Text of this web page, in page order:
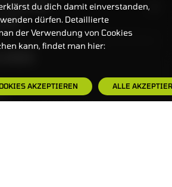
7:30-23 UHR
UHR
erklärst du dich damit einverstanden,
dürfen. Detaillierte
der Verwendung von Cookies
kann, findet man hier:
AKZEPTIEREN ALLE